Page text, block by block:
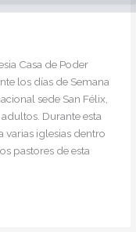
Casa de Poder
los días de Semana
sede San Félix,
Durante esta
varias iglesias dentro
pastores de esta